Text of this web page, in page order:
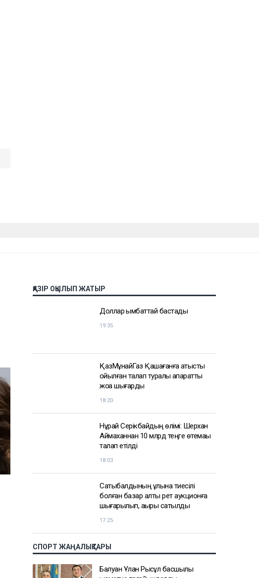
ҚАЗІР ОҚЫЛЫП ЖАТЫР
Доллар қымбаттай бастады
19:35
ҚазМұнайГаз Қашағанға қатысты
қойылған талап туралы ақпаратты
жоққа шығарды
18:20
Нұрай Серікбайдың өлімі: Шерхан
Аймаханнан 10 млрд теңге өтемақы
талап етілді
18:03
Сатыбалдының ұлына тиесілі
болған базар алты рет аукционға
шығарылып, ақыры сатылды
17:25
СПОРТ ЖАҢАЛЫҚТАРЫ
Балуан Ұлан Рысқұл басшылық